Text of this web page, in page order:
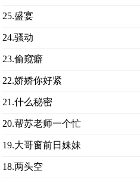
25.盛宴
24.骚动
23.偷窥癖
22.娇娇你好紧
21.什么秘密
20.帮苏老师一个忙
19.大哥窗前日妹妹
18.两头空